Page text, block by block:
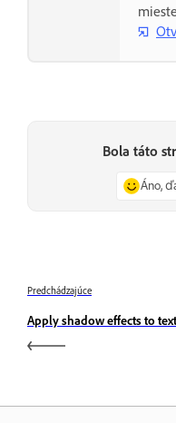
Bola táto
Áno,
Predchádzajúce
Apply shadow effects to text